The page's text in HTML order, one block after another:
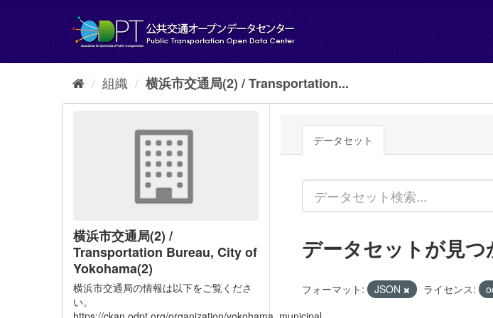
し
組織 横浜市交通局(2) / Transportation...
横浜市交通局(2) /
Transportation Bureau, City of
Yokohama(2)
横浜市交通局の情報は以下をご覧くださ
い。
データセット
データセットが見
フォーマット: JSON ライセンス: